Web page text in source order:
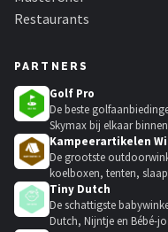
Restaurants
PARTNERS
Golf Pro
De beste
Skymax bij elkaar
Kampeerartikelen
De grootste
koelboxen, tenten,
Tiny Dutch
De schattigste
Dutch, Nijntje en Bébé-